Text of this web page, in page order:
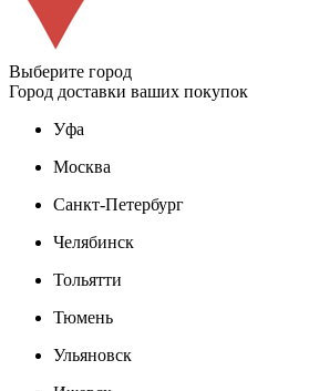
Выберите город
Город доставки ваших покупок
Уфа
Москва
Санкт-Петербург
Челябинск
Тольятти
Тюмень
Ульяновск